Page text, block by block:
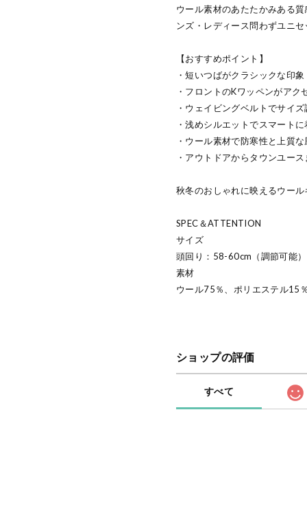
ウール素材のあたたかみある
ンズ・レディース問わずユニ
【おすすめポイント】
・短いつばがクラシックな印象
・フロントのKワッペンがアク
・ウェイビングベルトでサイ
・浅めシルエットでスマートに
・ウール素材で防寒性と上質
・アウトドアからタウンユー
秋冬のおしゃれに映えるウー
SPEC＆ATTENTION
サイズ
頭回り：58-60cm（調節可
素材
ウール75％、ポリエステル15
ショップの評価
すべて